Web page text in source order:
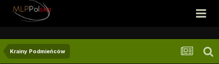
Krainy Podmieńców